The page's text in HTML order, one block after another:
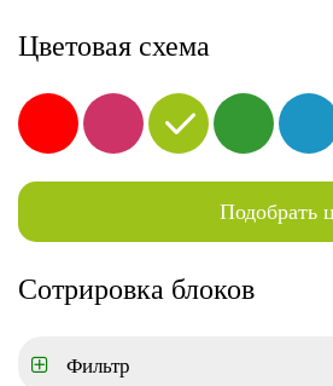
Цветовая схема
Подобрать
Сотрировка блоков
Фильтр
Новостройки